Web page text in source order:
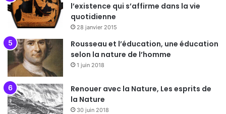
l’existence qui s’affirme dans la vie
quotidienne
28 janvier 2015
Rousseau et l’éducation, une éducation
selon la nature de l’homme
1 juin 2018
Renouer avec la Nature, Les esprits de
la Nature
30 juin 2018